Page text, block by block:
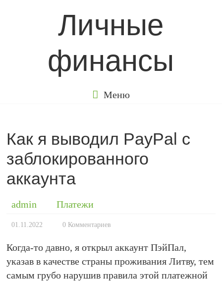
Личные
финансы
Меню
Как я выводил PayPal с
заблокированного
аккаунта
admin Платежи
01.11.2022 0 Комментариев
Когда-то давно, я открыл аккаунт ПэйПал,
указав в качестве страны проживания Литву, тем
самым грубо нарушив правила этой платежной